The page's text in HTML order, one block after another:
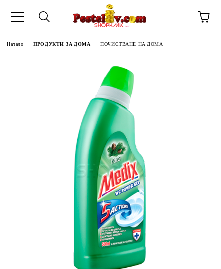
Начало ПРОДУКТИ ЗА ДОМА ПОЧИСТВАНЕ НА ДОМА